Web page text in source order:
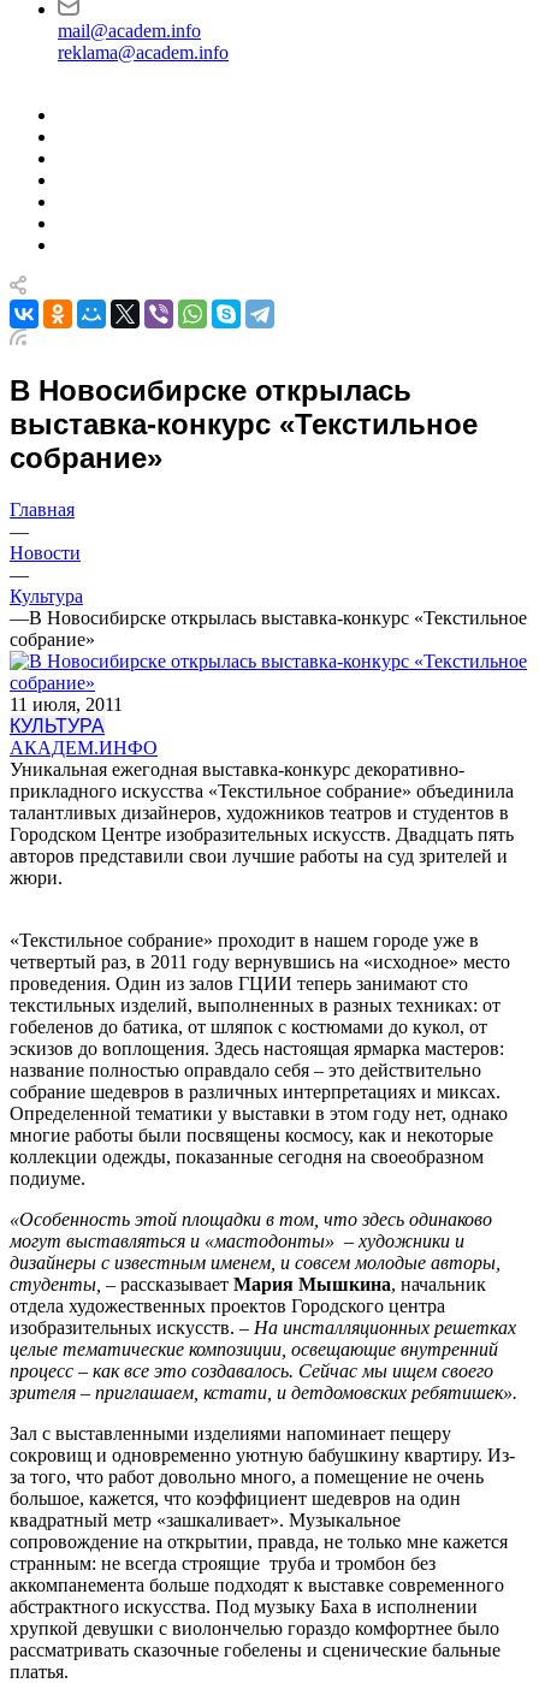
mail@academ.info
reklama@academ.info
В Новосибирске открылась
выставка-конкурс «Текстильное
собрание»
Главная
—
Новости
—
Культура
—В Новосибирске открылась выставка-конкурс «Текстильное
собрание»
11 июля, 2011
КУЛЬТУРА
АКАДЕМ.ИНФО
Уникальная ежегодная выставка-конкурс декоративно-
прикладного искусства «Текстильное собрание» объединила
талантливых дизайнеров, художников театров и студентов в
Городском Центре изобразительных искусств. Двадцать пять
авторов представили свои лучшие работы на суд зрителей и
жюри.
«Текстильное собрание» проходит в нашем городе уже в
четвертый раз, в 2011 году вернувшись на «исходное» место
проведения. Один из залов ГЦИИ теперь занимают сто
текстильных изделий, выполненных в разных техниках: от
гобеленов до батика, от шляпок с костюмами до кукол, от
эскизов до воплощения. Здесь настоящая ярмарка мастеров:
название полностью оправдало себя – это действительно
собрание шедевров в различных интерпретациях и миксах.
Определенной тематики у выставки в этом году нет, однако
многие работы были посвящены космосу, как и некоторые
коллекции одежды, показанные сегодня на своеобразном
подиуме.
«Особенность этой площадки в том, что здесь одинаково
могут выставляться и «мастодонты» – художники и
дизайнеры с известным именем, и совсем молодые авторы,
студенты, – рассказывает Мария Мышкина, начальник
отдела художественных проектов Городского центра
изобразительных искусств. – На инсталляционных решетках
целые тематические композиции, освещающие внутренний
процесс – как все это создавалось. Сейчас мы ищем своего
зрителя – приглашаем, кстати, и детдомовских ребятишек».
Зал с выставленными изделиями напоминает пещеру
сокровищ и одновременно уютную бабушкину квартиру. Из-
за того, что работ довольно много, а помещение не очень
большое, кажется, что коэффициент шедевров на один
квадратный метр «зашкаливает». Музыкальное
сопровождение на открытии, правда, не только мне кажется
странным: не всегда строящие труба и тромбон без
аккомпанемента больше подходят к выставке современного
абстрактного искусства. Под музыку Баха в исполнении
хрупкой девушки с виолончелью гораздо комфортнее было
рассматривать сказочные гобелены и сценические бальные
платья.